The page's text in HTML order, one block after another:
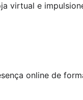
virtual e
online de